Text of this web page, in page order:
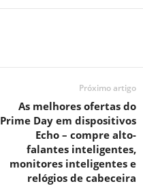
Próximo artigo
As melhores ofertas do
Prime Day em dispositivos
Echo – compre alto-
falantes inteligentes,
monitores inteligentes e
relógios de cabeceira